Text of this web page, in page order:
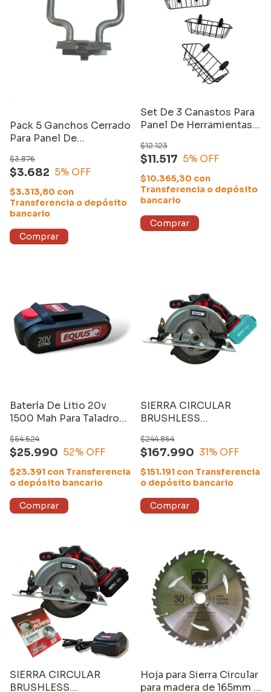
Pack 5 Ganchos Cerrado
Para Panel De
$3.682
$3.876
5% OFF
$3.313,80 con
Transferencia o depósito
bancario
Set De 3 Canastos Para
Panel De Herramientas
$11.517
$12.123
5% OFF
$10.365,30 con
Transferencia o depósito
bancario
Batería De Litio 20v
1500 Mah Para Taladro
$25.990
$54.624
52% OFF
$23.391 con Transferencia
o depósito bancario
SIERRA CIRCULAR
BRUSHLESS
EQUUS (26805) *sin
CARGADOR ni
BATERÍA*
$167.990
$244.864
31% OFF
$151.191 con Transferencia
o depósito bancario
SIERRA CIRCULAR
BRUSHLESS
Hoja para Sierra Circular
para madera de 165mm y